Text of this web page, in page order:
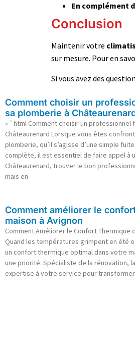
En complément
Conclusion
Maintenir votre
sur mesure. Pour en
Si vous avez des
Comment choisir un
sa plomberie à
« `html Comment choisir un professionnel
Châteaurenard Lorsque vous êtes
plomberie, qu’il s’agisse d’une simple
complète, il est essentiel de faire appel à
Châteaurenard, trouver le bon
mais en
Comment améliorer le
maison à Avignon
Comment Améliorer le Confort Thermique
Quand les températures grimpent en été
un confort thermique optimal dans votre
une priorité. Spécialiste de la rénovation,
expertise à votre service pour